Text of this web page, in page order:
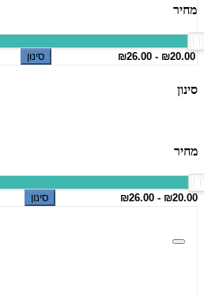
מחיר
סינון
סינון
מחיר
סינון